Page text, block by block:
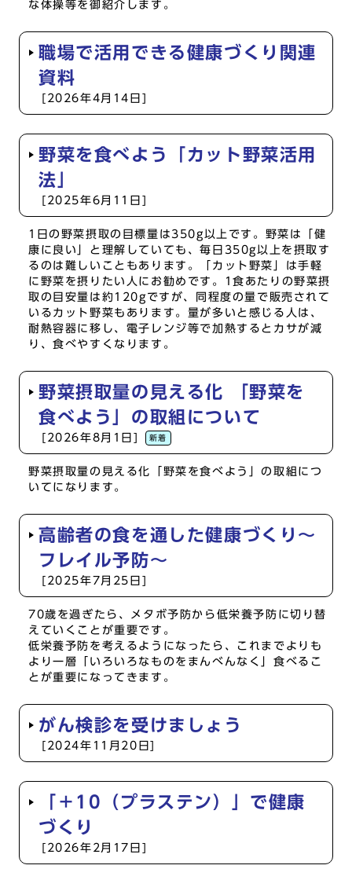
な体操等を御紹介します。
職場で活用できる健康づくり関連
資料
[2026年4月14日]
野菜を食べよう「カット野菜活用
法」
[2025年6月11日]
1日の野菜摂取の目標量は350g以上です。野菜は「健
康に良い」と理解していても、毎日350g以上を摂取す
るのは難しいこともあります。「カット野菜」は手軽
に野菜を摂りたい人にお勧めです。1食あたりの野菜摂
取の目安量は約120gですが、同程度の量で販売されて
いるカット野菜もあります。量が多いと感じる人は、
耐熱容器に移し、電子レンジ等で加熱するとカサが減
り、食べやすくなります。
野菜摂取量の見える化 「野菜を
食べよう」の取組について
[2026年8月1日] 新着
野菜摂取量の見える化「野菜を食べよう」の取組につ
いてになります。
高齢者の食を通した健康づくり～
フレイル予防～
[2025年7月25日]
70歳を過ぎたら、メタボ予防から低栄養予防に切り替
えていくことが重要です。
低栄養予防を考えるようになったら、これまでよりも
より一層「いろいろなものをまんべんなく」食べるこ
とが重要になってきます。
がん検診を受けましょう
[2024年11月20日]
「＋10（プラステン）」で健康
づくり
[2026年2月17日]